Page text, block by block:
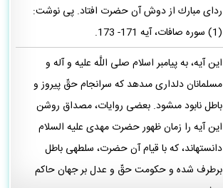
رداى مبارك از دوش آن حضرت افتاد. پی نوشت:
(1) سوره صافات، آيه 171- 173.
اين آيه، به پيامبر اسلام صلى اللَّه عليه و آله و
مسلمانان دلدارى مى‏دهد كه سرانجام حقّ پيروز و
باطل نابود مى‏شود. بعضى روايات، مصداق روشن
اين آيه را زمان ظهور حضرت مهدى عليه السلام
دانسته‏اند، كه با قيام آن حضرت، سلطه‏ى باطل
برطرف شده و حكومت حقّ و عدل بر جهان حاكم